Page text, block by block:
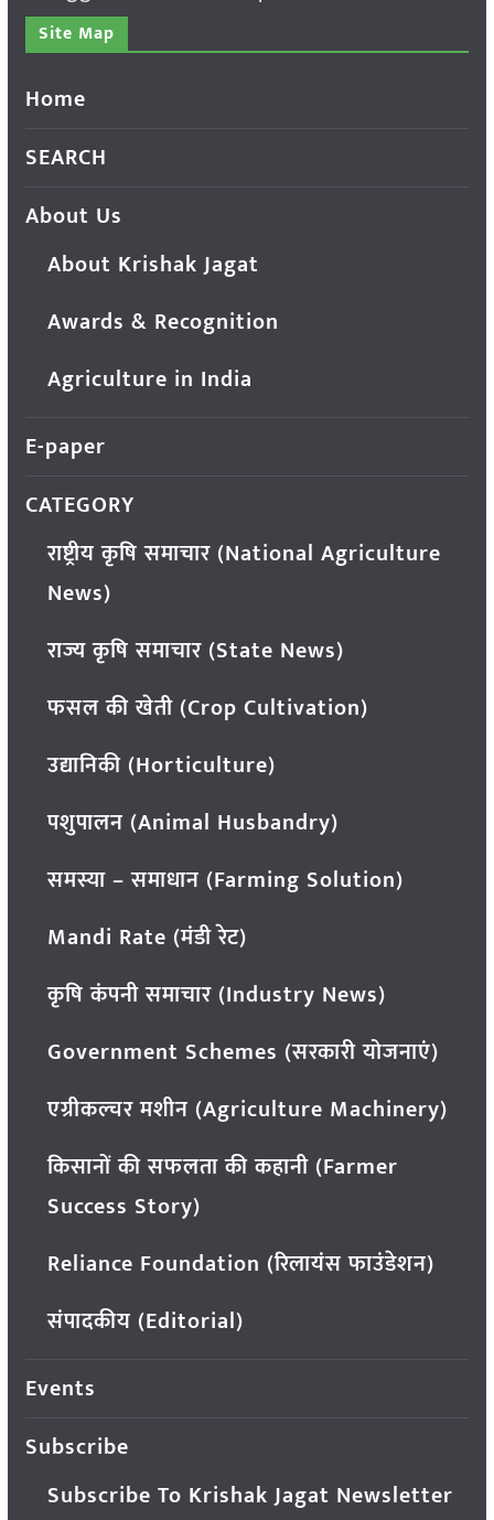
Site Map
Home
SEARCH
About Us
About Krishak Jagat
Awards & Recognition
Agriculture in India
E-paper
CATEGORY
राष्ट्रीय कृषि समाचार (National Agriculture
News)
राज्य कृषि समाचार (State News)
फसल की खेती (Crop Cultivation)
उद्यानिकी (Horticulture)
पशुपालन (Animal Husbandry)
समस्या – समाधान (Farming Solution)
Mandi Rate (मंडी रेट)
कृषि कंपनी समाचार (Industry News)
Government Schemes (सरकारी योजनाएं)
एग्रीकल्चर मशीन (Agriculture Machinery)
किसानों की सफलता की कहानी (Farmer
Success Story)
Reliance Foundation (रिलायंस फाउंडेशन)
संपादकीय (Editorial)
Events
Subscribe
Subscribe To Krishak Jagat Newsletter